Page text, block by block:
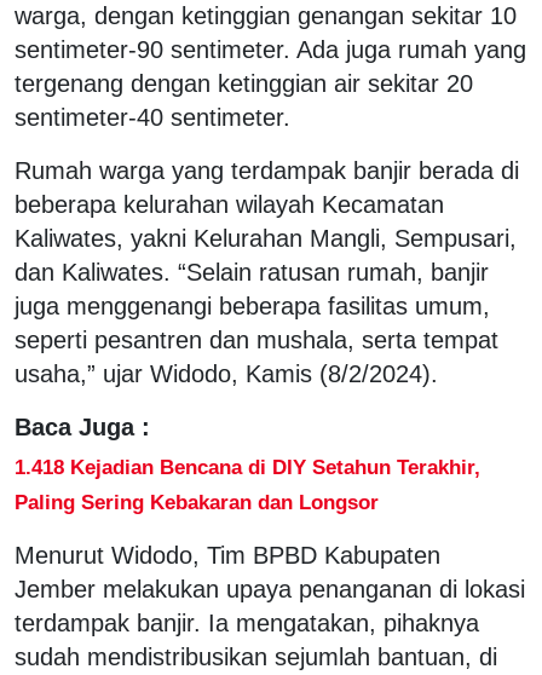
warga, dengan ketinggian genangan sekitar 10
sentimeter-90 sentimeter. Ada juga rumah yang
tergenang dengan ketinggian air sekitar 20
sentimeter-40 sentimeter.
Rumah warga yang terdampak banjir berada di
beberapa kelurahan wilayah Kecamatan
Kaliwates, yakni Kelurahan Mangli, Sempusari,
dan Kaliwates. “Selain ratusan rumah, banjir
juga menggenangi beberapa fasilitas umum,
seperti pesantren dan mushala, serta tempat
usaha,” ujar Widodo, Kamis (8/2/2024).
Baca Juga :
1.418 Kejadian Bencana di DIY Setahun Terakhir,
Paling Sering Kebakaran dan Longsor
Menurut Widodo, Tim BPBD Kabupaten
Jember melakukan upaya penanganan di lokasi
terdampak banjir. Ia mengatakan, pihaknya
sudah mendistribusikan sejumlah bantuan, di